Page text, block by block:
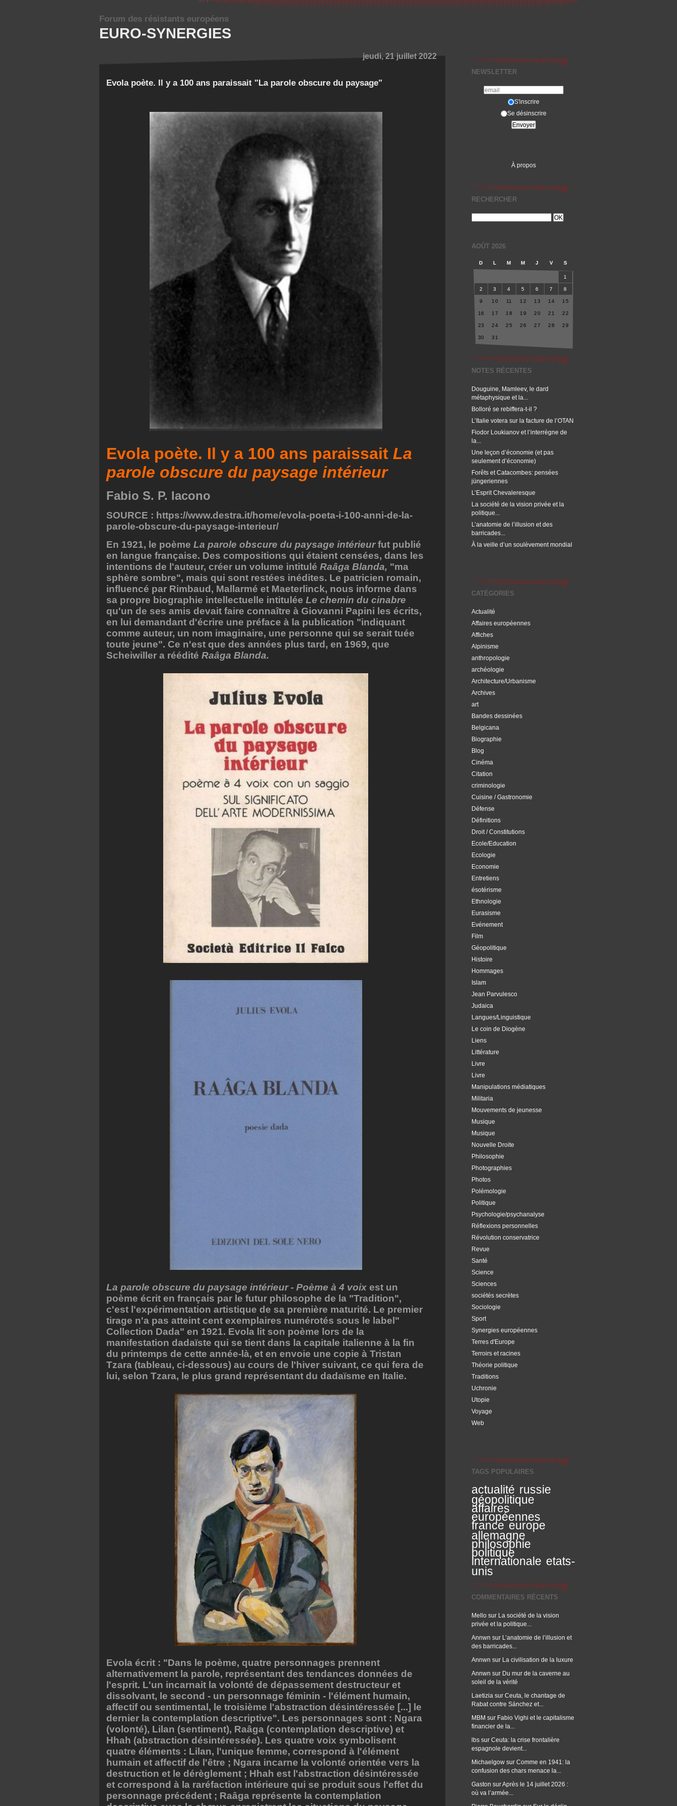
EURO-SYNERGIES
Forum des résistants européens
NEWSLETTER
S'inscrire
Se désinscrire
À propos
RECHERCHER
AOÛT 2026
D L M M J V S
1
2 3 4 5 6 7 8
9 10 11 12 13 14 15
16 17 18 19 20 21 22
23 24 25 26 27 28 29
30 31
NOTES RÉCENTES
Douguine, Mamleev, le dard
métaphysique et la...
Bolloré se rebiffera-t-il ?
L’Italie votera sur la facture de l’OTAN
Fiodor Loukianov et l’interrègne de
la...
Une leçon d’économie (et pas
seulement d’économie)
Forêts et Catacombes: pensées
jüngeriennes
L’Esprit Chevaleresque
La société de la vision privée et la
politique...
L’anatomie de l’illusion et des
barricades...
À la veille d’un soulèvement mondial
CATÉGORIES
Actualité
Affaires européennes
Affiches
Alpinisme
anthropologie
archéologie
Architecture/Urbanisme
Archives
art
Bandes dessinées
Belgicana
Biographie
Blog
Cinéma
Citation
criminologie
Cuisine / Gastronomie
Défense
Définitions
Droit / Constitutions
Ecole/Education
Ecologie
Economie
Entretiens
ésotérisme
Ethnologie
Eurasisme
Evénement
Film
Géopolitique
Histoire
Hommages
Islam
Jean Parvulesco
Judaica
Langues/Linguistique
Le coin de Diogène
Liens
Littérature
Livre
Livre
Manipulations médiatiques
Militaria
Mouvements de jeunesse
Musique
Musique
Nouvelle Droite
Philosophie
Photographies
Photos
Polémologie
Politique
Psychologie/psychanalyse
Réflexions personnelles
Révolution conservatrice
Revue
Santé
Science
Sciences
sociétés secrètes
Sociologie
Sport
Synergies européennes
Terres d'Europe
Terroirs et racines
Théorie politique
Traditions
Uchronie
Utopie
Voyage
Web
TAGS POPULAIRES
actualité russie
géopolitique
affaires
européennes
france europe
allemagne
philosophie
politique
internationale etats-
unis
COMMENTAIRES RÉCENTS
Mello sur La société de la vision
privée et la politique...
Annwn sur L’anatomie de l’illusion et
des barricades...
Annwn sur La civilisation de la luxure
Annwn sur Du mur de la caverne au
soleil de la vérité
Laetizia sur Ceuta, le chantage de
Rabat contre Sánchez et...
MBM sur Fabio Vighi et le capitalisme
financier de la...
lbs sur Ceuta: la crise frontalière
espagnole devient...
Michaelgow sur Comme en 1941: la
confusion des chars menace la...
Gaston surAprès le 14 juillet 2026 :
où va l’armée...
jeudi, 21 juillet 2022
Evola poète. Il y a 100 ans paraissait "La parole obscure du paysage"
Evola poète. Il y a 100 ans paraissait La
parole obscure du paysage intérieur
Fabio S. P. Iacono
SOURCE : https://www.destra.it/home/evola-poeta-i-100-anni-de-la-
parole-obscure-du-paysage-interieur/
En 1921, le poème La parole obscure du paysage intérieurfut publié
en langue française. Des compositions qui étaient censées, dans les
intentions de l'auteur, créer un volume intitulé Raâga Blanda, "ma
sphère sombre", mais qui sont restées inédites. Le patricien romain,
influencé par Rimbaud, Mallarmé et Maeterlinck, nous informe dans
sa propre biographie intellectuelle intitulée Le chemin du cinabre
qu'un de ses amis devait faire connaître à Giovanni Papini les écrits,
en lui demandant d'écrire une préface à la publication "indiquant
comme auteur, un nom imaginaire, une personne qui se serait tuée
toute jeune". Ce n'est que des années plus tard, en 1969, que
Scheiwiller a réédité Raâga Blanda.
La parole obscure du paysage intérieur - Poème à 4 voix est un
poème écrit en français par le futur philosophe de la "Tradition",
c'est l'expérimentation artistique de sa première maturité. Le premier
tirage n'a pas atteint cent exemplaires numérotés sous le label"
Collection Dada" en 1921. Evola lit son poème lors de la
manifestation dadaïste qui se tient dans la capitale italienne à la fin
du printemps de cette année-là, et en envoie une copie à Tristan
Tzara (tableau, ci-dessous) au cours de l'hiver suivant, ce qui fera de
lui, selon Tzara, le plus grand représentant du dadaïsme en Italie.
Evola écrit : "Dans le poème, quatre personnages prennent
alternativement la parole, représentant des tendances données de
l'esprit. L'un incarnait la volonté de dépassement destructeur et
dissolvant, le second - un personnage féminin - l'élément humain,
affectif ou sentimental, le troisième l'abstraction désintéressée [...] le
dernier la contemplation descriptive". Les personnages sont : Ngara
(volonté), Lilan (sentiment), Raâga (contemplation descriptive) et
Hhah (abstraction désintéressée). Les quatre voix symbolisent
quatre éléments : Lilan, l'unique femme, correspond à l'élément
humain et affectif de l'être ; Ngara incarne la volonté orientée vers la
destruction et le dérèglement ; Hhah est l'abstraction désintéressée
et correspond à la raréfaction intérieure qui se produit sous l'effet du
personnage précédent ; Raâga représente la contemplation